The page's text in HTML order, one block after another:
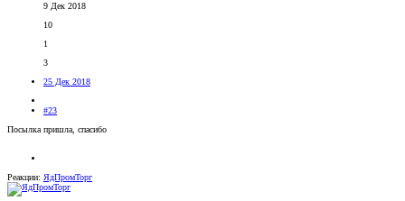
9 Дек 2018
10
1
3
25 Дек 2018
#23
Посылка пришла, спасибо
Реакции: ЯдПромТорг